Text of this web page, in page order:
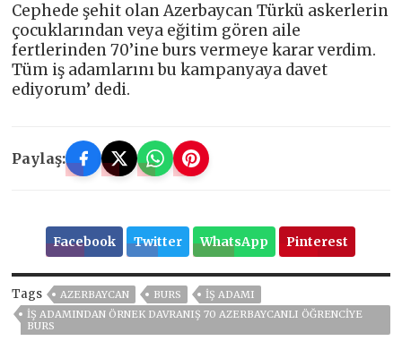
Cephede şehit olan Azerbaycan Türkü askerlerin
çocuklarından veya eğitim gören aile
fertlerinden 70’ine burs vermeye karar verdim.
Tüm iş adamlarını bu kampanyaya davet
ediyorum’ dedi.
Paylaş:
Facebook Twitter WhatsApp Pinterest
Tags AZERBAYCAN BURS
İŞ ADAMI
İŞ ADAMINDAN ÖRNEK DAVRANIŞ 70 AZERBAYCANLI ÖĞRENCİYE
BURS